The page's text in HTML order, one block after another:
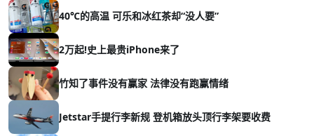
40℃的高温 可乐和冰红茶却“没人要”
2万起!史上最贵iPhone来了
竹知了事件没有赢家 法律没有跑赢情绪
Jetstar手提行李新规 登机箱放头顶行李架要收费